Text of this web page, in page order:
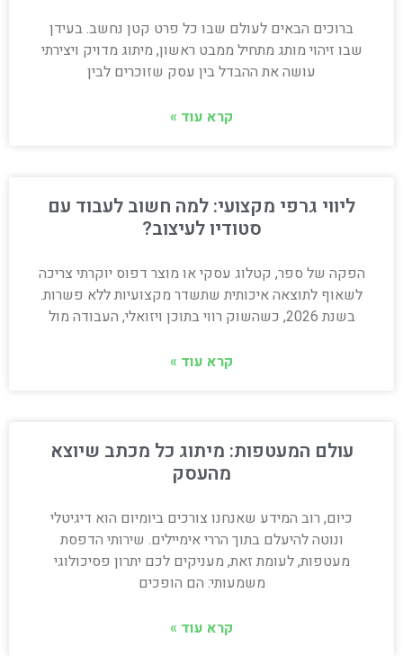
ברוכים הבאים לעולם שבו כל פרט קטן נחשב. בעידן
שבו זיהוי מותג מתחיל ממבט ראשון, מיתוג מדויק ויצירתי
עושה את ההבדל בין עסק שזוכרים לבין
קרא עוד »
ליווי גרפי מקצועי: למה חשוב לעבוד עם
סטודיו לעיצוב?
הפקה של ספר, קטלוג עסקי או מוצר דפוס יוקרתי צריכה
לשאוף לתוצאה איכותית שתשדר מקצועיות ללא פשרות.
בשנת 2026, כשהשוק רווי בתוכן ויזואלי, העבודה מול
קרא עוד »
עולם המעטפות: מיתוג כל מכתב שיוצא
מהעסק
כיום, רוב המידע שאנחנו צורכים ביומיום הוא דיגיטלי
ונוטה להיעלם בתוך הררי אימיילים. שירותי הדפסת
מעטפות, לעומת זאת, מעניקים לכם יתרון פסיכולוגי
משמעותי: הם הופכים
קרא עוד »